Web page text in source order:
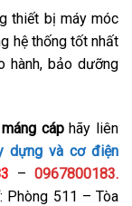
thiết bị máy móc
hệ thống tốt nhất
hành, bảo dưỡng
cáphãy liên
dựng và cơ điện
– 0967800183.
: Phòng 511 – Tòa